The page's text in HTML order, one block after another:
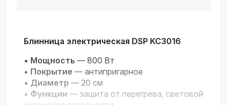
Блинница электрическая DSP KC3016
• Мощность — 800 Вт
• Покрытие — антипригарное
• Диаметр — 20 см
• Функции — защита от перегрева, световой